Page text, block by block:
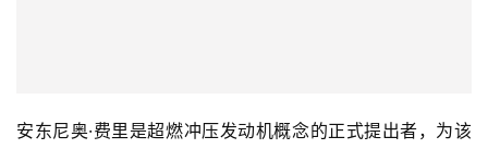
安东尼奥·费里是超燃冲压发动机概念的正式提出者，为该